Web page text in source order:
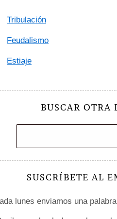
Tribulación
Feudalismo
Estiaje
BUSCAR
SUSCRÍBETE AL
lunes enviamos una